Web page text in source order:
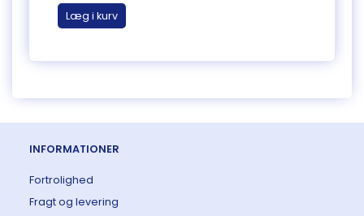
Læg i kurv
INFORMATIONER
Fortrolighed
Fragt og levering